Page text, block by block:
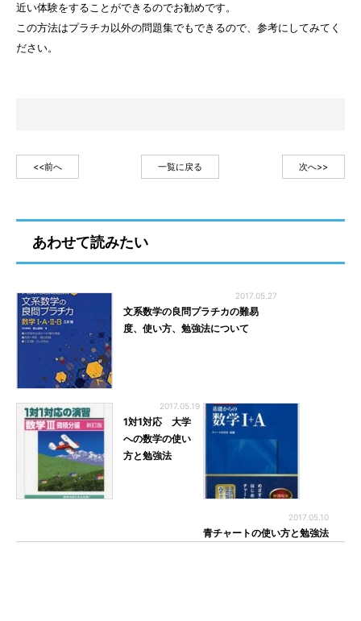
近い体験をすることができるのでお勧めです。
この方法はプラチカ以外の問題集でもできるので、参考にしてみてく
ださい。
<<前へ 一覧に戻る 次へ>>
あわせて読みたい
2017.05.27
文系数学の良問プラチカの難易
度、使い方、勉強法について
2017.05.19
1対1対応 大学
への数学の使い
方と勉強法
2017.05.10
青チャートの使い方と勉強法